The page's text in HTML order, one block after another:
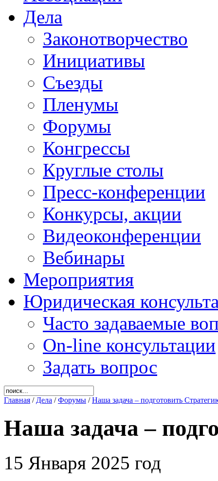
Дела
Законотворчество
Инициативы
Съезды
Пленумы
Форумы
Конгрессы
Круглые столы
Пресс-конференции
Конкурсы, акции
Видеоконференции
Вебинары
Мероприятия
Юридическая
Часто задаваемые
On-line консультации
Задать вопрос
Главная / Дела /Форумы /Наша задача – подготовить
Наша задача –
15 Января 2025 год